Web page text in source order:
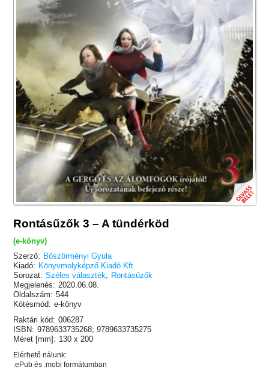
Rontásűzők 3 – A tündérköd
(e-könyv)
Szerző: Böszörményi Gyula
Kiadó: Könyvmolyképző Kiadó Kft.
Sorozat: Széles választék, Rontásűzők
Megjelenés: 2020.06.08.
Oldalszám: 544
Kötésmód: e-könyv
Raktári kód: 006287
ISBN: 9789633735268; 9789633735275
Méret [mm]: 130 x 200
Elérhető nálunk:
.ePub és .mobi formátumban